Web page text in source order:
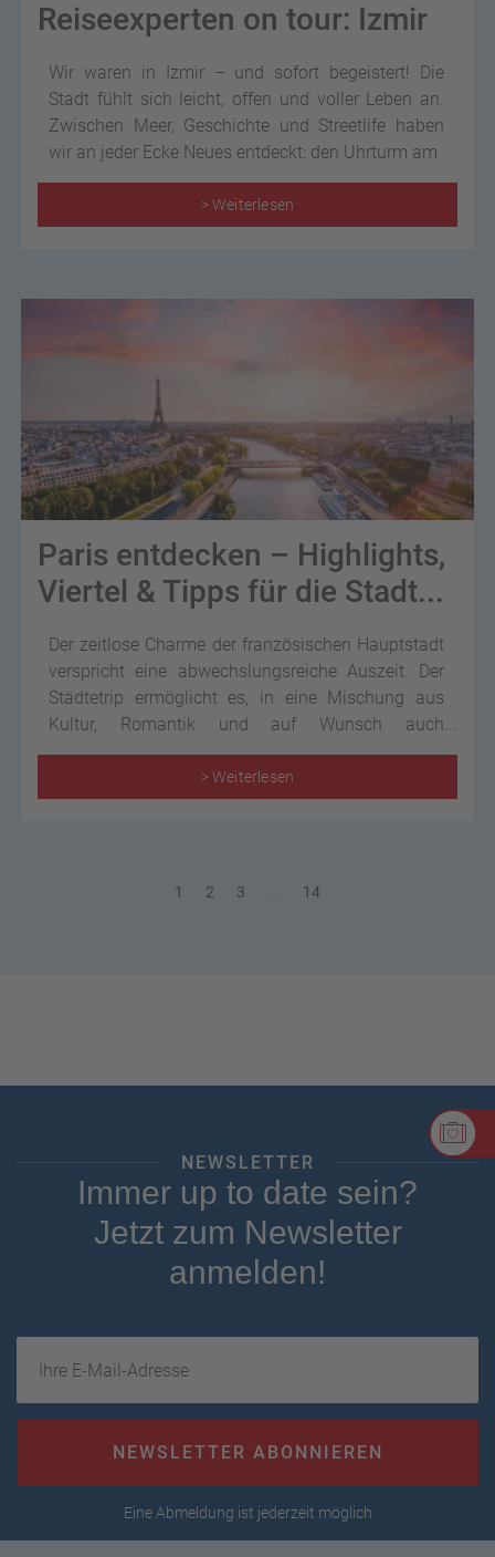
Reiseexperten on tour: Izmir
Wir waren in Izmir – und sofort begeistert! Die
Stadt fühlt sich leicht, offen und voller Leben an.
Zwischen Meer, Geschichte und Streetlife haben
wir an jeder Ecke Neues entdeckt: den Uhrturm am
> Weiterlesen
Paris entdecken – Highlights,
Viertel & Tipps für die Stadt...
Der zeitlose Charme der französischen Hauptstadt
verspricht eine abwechslungsreiche Auszeit. Der
Städtetrip ermöglicht es, in eine Mischung aus
Kultur, Romantik und auf Wunsch auch
Nervenkitzel einzutauchen.
> Weiterlesen
1 2 3 14
NEWSLETTER
Immer up to date sein?
Jetzt zum Newsletter
anmelden!
NEWSLETTER ABONNIEREN
Eine Abmeldung ist jederzeit möglich